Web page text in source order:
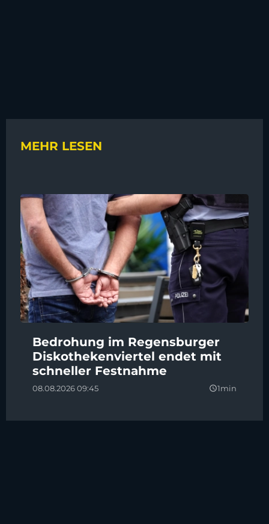
MEHR LESEN
Bedrohung im Regensburger
Diskothekenviertel endet mit
schneller Festnahme
08.08.2026 09:45 query_builder1min